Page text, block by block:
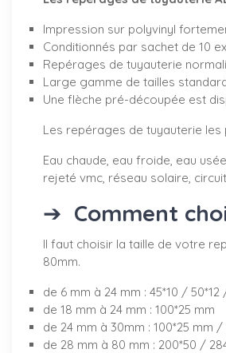
Impression sur polyvinyl
Conditionnés par sachet de 10
Repérages de tuyauterie
Large gamme de tailles
Une flèche pré-découpée est
Les repérages de tuyauterie les
Eau chaude, eau froide, eau
rejeté vmc, réseau solaire,
➔ Comment
Il faut choisir la taille de votre
80mm.
de 6 mm à 24 mm : 45*10 / 50*12
de 18 mm à 24 mm : 100*25 mm
de 24 mm à 30mm : 100*25 mm /
de 28 mm à 80 mm : 200*50 /